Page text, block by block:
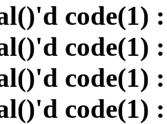
code(1)
code(1)
code(1)
code(1)